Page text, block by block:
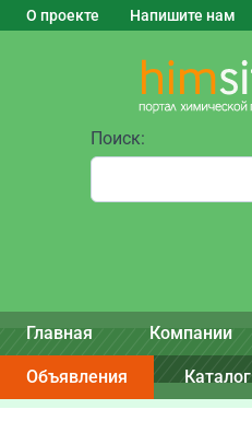
О проекте Напишите нам
Поиск:
Главная Компании
Объявления Каталог